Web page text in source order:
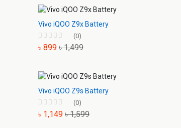
Vivo iQOO Z9x Battery
(0)
৳ 899 ৳ 1,499
Vivo iQOO Z9s Battery
(0)
৳ 1,149 ৳ 1,599